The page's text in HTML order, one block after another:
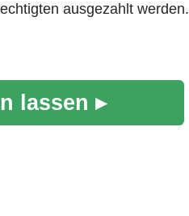
ausgezahlt werden.
lassen ▸